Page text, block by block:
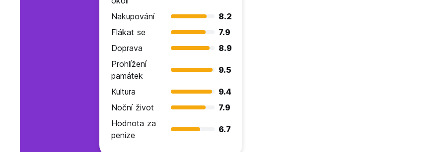
Nakupování
8.2
Flákat se
7.9
Doprava
8.9
Prohlížení
památek
9.5
Kultura
9.4
Noční život
7.9
Hodnota za
peníze
6.7